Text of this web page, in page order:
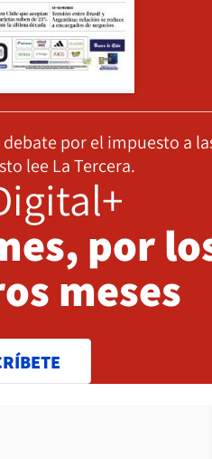
por el impuesto a
lee La Tercera.
por
meses